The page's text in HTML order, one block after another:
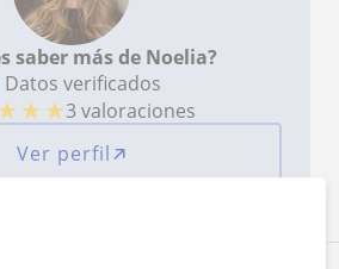
saber más de Noelia?
Datos verificados
★ ★ ★3 valoraciones
Ver perfil